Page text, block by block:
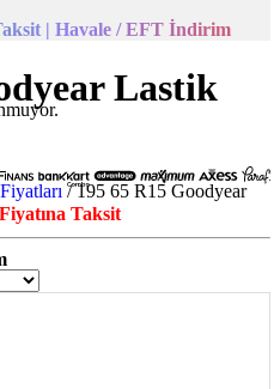
Taksit
| Havale / EFT İndirim
Lastik
/ 195 65 R15 Goodyear